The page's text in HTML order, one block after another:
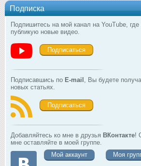
Подписка
Подпишитесь на мой канал на YouTube, где
публикую новые видео.
Подписаться
Подписавшись по E-mail , Вы будете
новых статьях.
Подписаться
Добавляйтесь ко мне в друзья ВКонтакте!
мне оставляйте в моей группе.
Мой аккаунт
Моя